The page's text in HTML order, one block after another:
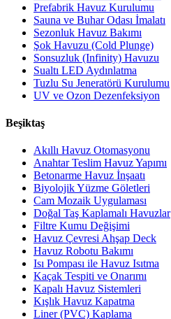
Prefabrik Havuz Kurulumu
Sauna ve Buhar Odası İmalatı
Sezonluk Havuz Bakımı
Şok Havuzu (Cold Plunge)
Sonsuzluk (Infinity) Havuzu
Sualtı LED Aydınlatma
Tuzlu Su Jeneratörü Kurulumu
UV ve Ozon Dezenfeksiyon
Beşiktaş
Akıllı Havuz Otomasyonu
Anahtar Teslim Havuz Yapımı
Betonarme Havuz İnşaatı
Biyolojik Yüzme Göletleri
Cam Mozaik Uygulaması
Doğal Taş Kaplamalı Havuzlar
Filtre Kumu Değişimi
Havuz Çevresi Ahşap Deck
Havuz Robotu Bakımı
Isı Pompası ile Havuz Isıtma
Kaçak Tespiti ve Onarımı
Kapalı Havuz Sistemleri
Kışlık Havuz Kapatma
Liner (PVC) Kaplama